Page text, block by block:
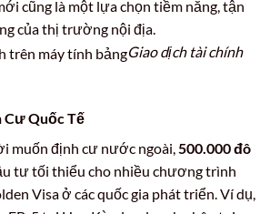
cũng là một lựa chọn tiềm năng, tận
của thị trường nội địa.
Giao dịch tài chính
Quốc Tế
muốn định cư nước ngoài,500.000 đô
tư tối thiểu cho nhiều chương trình
Visa ở các quốc gia phát triển. Ví dụ,